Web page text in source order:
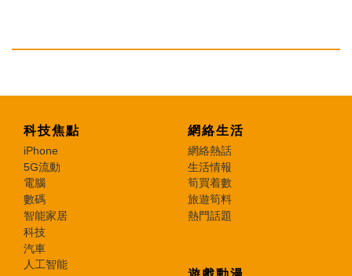
科技焦點
iPhone
5G流動
電腦
數碼
智能家居
科技
汽車
人工智能
網絡生活
網絡熱話
生活情報
筍買着數
旅遊筍料
熱門話題